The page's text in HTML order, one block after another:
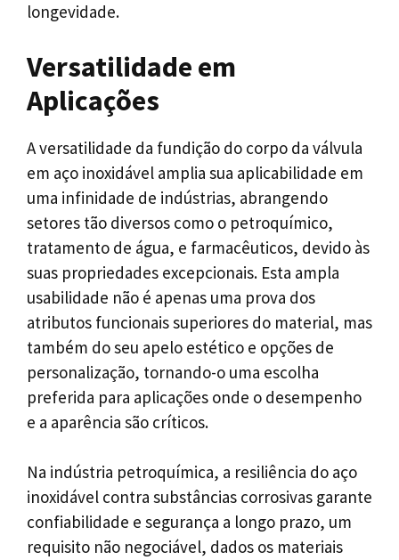
longevidade.
Versatilidade em
Aplicações
A versatilidade da fundição do corpo da válvula
em aço inoxidável amplia sua aplicabilidade em
uma infinidade de indústrias, abrangendo
setores tão diversos como o petroquímico,
tratamento de água, e farmacêuticos, devido às
suas propriedades excepcionais. Esta ampla
usabilidade não é apenas uma prova dos
atributos funcionais superiores do material, mas
também do seu apelo estético e opções de
personalização, tornando-o uma escolha
preferida para aplicações onde o desempenho
e a aparência são críticos.
Na indústria petroquímica, a resiliência do aço
inoxidável contra substâncias corrosivas garante
confiabilidade e segurança a longo prazo, um
requisito não negociável, dados os materiais